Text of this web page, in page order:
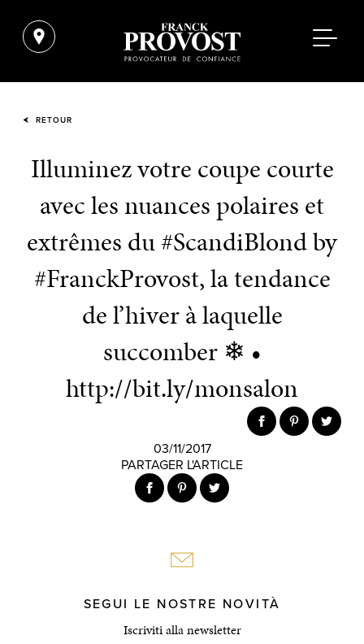
RETOUR
Illuminez votre coupe courte
avec les nuances polaires et
extrêmes du #ScandiBlond by
#FranckProvost, la tendance
de l’hiver à laquelle
succomber ❄ •
http://bit.ly/monsalon
03/11/2017
PARTAGER L'ARTICLE
SEGUI LE NOSTRE NOVITÀ
Iscriviti alla newsletter